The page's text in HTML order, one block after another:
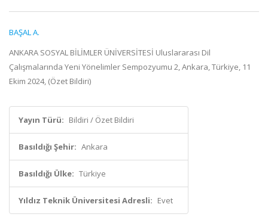
BAŞAL A.
ANKARA SOSYAL BİLİMLER ÜNİVERSİTESİ Uluslararası Dil
Çalışmalarında Yeni Yönelimler Sempozyumu 2, Ankara, Türkiye, 11
Ekim 2024, (Özet Bildiri)
Yayın Türü: Bildiri / Özet Bildiri
Basıldığı Şehir: Ankara
Basıldığı Ülke: Türkiye
Yıldız Teknik Üniversitesi Adresli: Evet